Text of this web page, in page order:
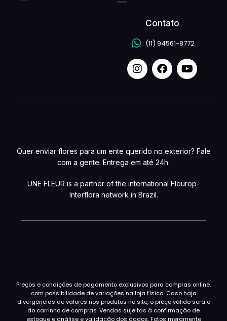
Contato
(11) 94561-8772
Quer enviar flores para um ente querido no exterior? Fale
com a gente. Entrega em até 24h.
UNE FLEUR is a partner of the international Fleurop-
Interflora network in Brazil.
Preços e condições de pagamento exclusivos para compras online,
com possibilidade de variações na loja física. Caso haja
divergências de valores nos produtos no site, o preço válido será o
do carrinho de compras. Vendas sujeitas à confirmação de
estoque e análise e validação dos dados. Fotos meramente